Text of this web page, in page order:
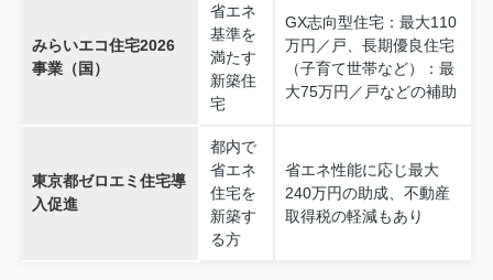
みらいエコ住宅2026
事業（国）
省エネ
基準を
満たす
新築住
宅
GX志向型住宅：最大110
万円／戸、長期優良住宅
（子育て世帯など）：最
大75万円／戸などの補助
東京都ゼロエミ住宅導
入促進
都内で
省エネ
住宅を
新築す
る方
省エネ性能に応じ最大
240万円の助成、不動産
取得税の軽減もあり